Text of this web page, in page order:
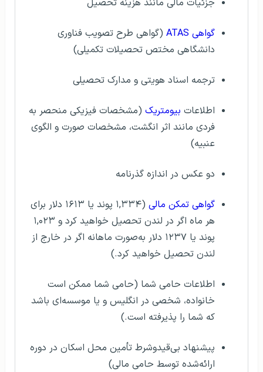
گواهی ATAS
(گواهی طرح تصویب فناوری
دانشگاهی مختص تحصیلات تکمیلی)
ترجمه اسناد هویتی و مدارک تحصیلی
اطلاعات بیومتریک (مشخصات فیزیکی منحصر به
فردی مانند اثر انگشت، مشخصات صورت و الگوی
عنبیه)
دو عکس در اندازه گذرنامه
گواهی تمکن مالی
(۱,۳۳۴ پوند یا ۱۶۱۳ دلار برای
هر ماه اگر در لندن تحصیل خواهید کرد و ۱,۰۲۳
پوند یا ۱۲۳۷ دلار به‌صورت ماهانه اگر در خارج از
لندن تحصیل خواهید کرد.)
اطلاعات حامی شما (حامی شما ممکن است
خانواده، شخصی در انگلیس و یا موسسه‌ای باشد
که شما را پذیرفته است.)
پیشنهاد بی‌قیدوشرط تأمین محل اسکان در دوره
ارائه‌شده توسط حامی مالی)